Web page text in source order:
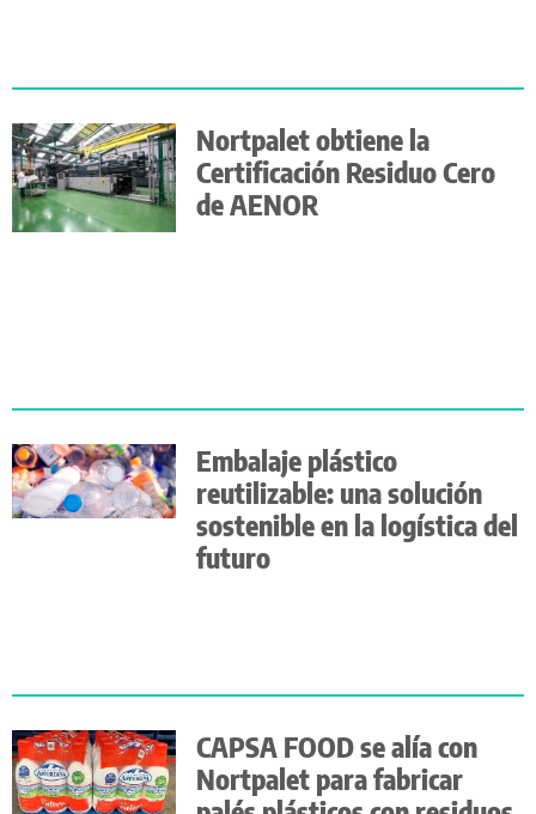
Nortpalet obtiene la
Certificación Residuo Cero
de AENOR
Embalaje plástico
reutilizable: una solución
sostenible en la logística del
futuro
CAPSA FOOD se alía con
Nortpalet para fabricar